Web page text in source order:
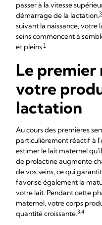
passer à la vitesse
démarrage de la lactation.3
suivant la naissance, votre
seins commencent à
et pleins.1
Le premier
votre
lactation
Au cours des premières
particulièrement réactif à
estimer le lait maternel
de prolactine augmente
de vos seins, ce qui
favorise également la
votre lait. Pendant cette
maternel, votre corps
quantité croissante.3,4